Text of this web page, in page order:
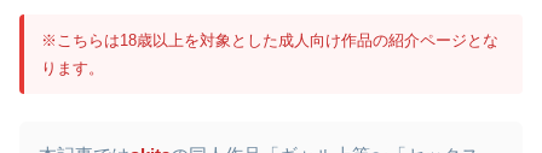
※こちらは18歳以上を対象とした成人向け作品の紹介ページとな
ります。